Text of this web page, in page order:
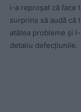
i-a reproșat că face
surprins să audă că
atâtea probleme și
detaliu defecțiunile.